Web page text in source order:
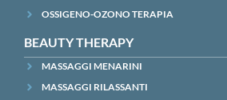
OSSIGENO-OZONO TERAPIA
BEAUTY THERAPY
MASSAGGI MENARINI
MASSAGGI RILASSANTI